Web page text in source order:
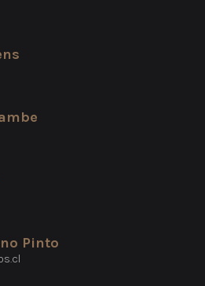
Pinto